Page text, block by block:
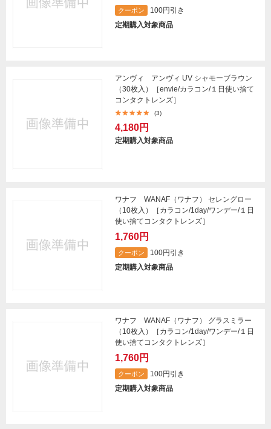
クーポン
100円引き
定期購入対象商品
アンヴィ アンヴィ UV シャモーブラウン
（30枚入）［envie/カラコン/１日使い捨て
コンタクトレンズ］
(3)
4,180円
定期購入対象商品
ワナフ WANAF（ワナフ） セレングロー
（10枚入）［カラコン/1day/ワンデー/１日
使い捨てコンタクトレンズ］
1,760円
クーポン
100円引き
定期購入対象商品
ワナフ WANAF（ワナフ） グラスミラー
（10枚入）［カラコン/1day/ワンデー/１日
使い捨てコンタクトレンズ］
1,760円
クーポン
100円引き
定期購入対象商品